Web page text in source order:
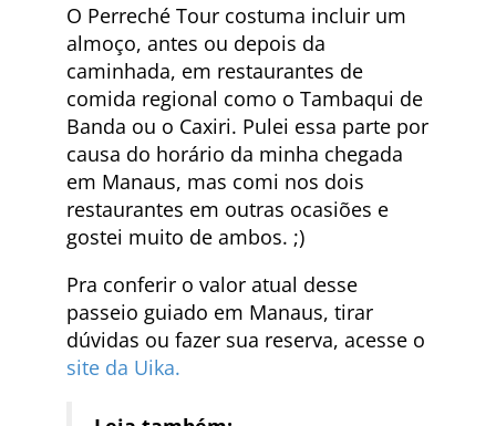
O Perreché Tour costuma incluir um
almoço, antes ou depois da
caminhada, em restaurantes de
comida regional como o Tambaqui de
Banda ou o Caxiri. Pulei essa parte por
causa do horário da minha chegada
em Manaus, mas comi nos dois
restaurantes em outras ocasiões e
gostei muito de ambos. ;)
Pra conferir o valor atual desse
passeio guiado em Manaus, tirar
dúvidas ou fazer sua reserva, acesse o
site da Uika.